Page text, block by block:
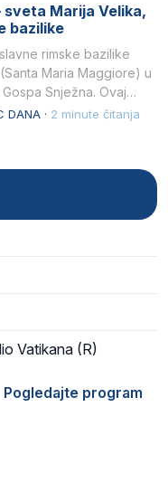
sveta Marija Velika,
bazilike
rimske bazilike
Maria Maggiore) u
Snježna. Ovaj
DANA · 2 minute čitanja
Vatikana (R)
Pogledajte program